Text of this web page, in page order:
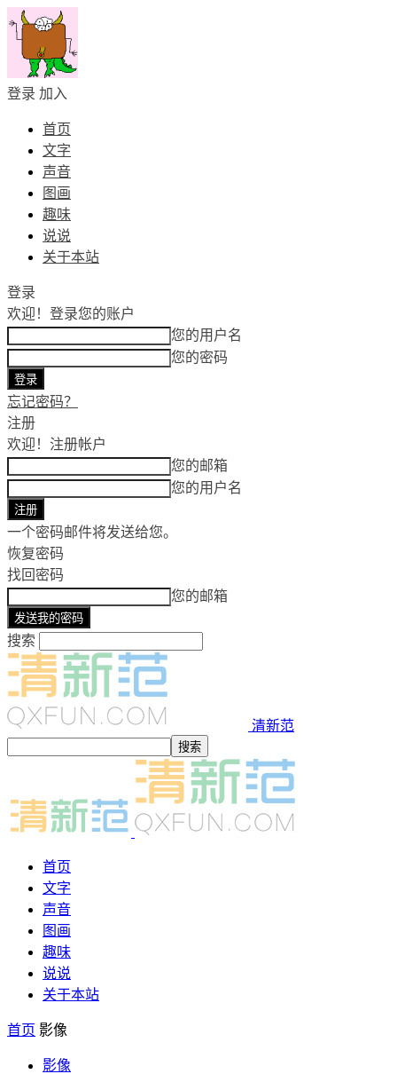
登录 加入
首页
文字
声音
图画
趣味
说说
关于本站
登录
欢迎！ 登录您的账户
您的用户名
您的密码
忘记密码？
注册
欢迎！ 注册帐户
您的邮箱
您的用户名
一个密码邮件将发送给您。
恢复密码
找回密码
您的邮箱
搜索
清新范
首页
文字
声音
图画
趣味
说说
关于本站
首页 影像
影像